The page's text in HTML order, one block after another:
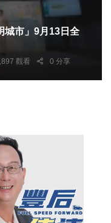
城市」9月13日全
觀看 0 分享